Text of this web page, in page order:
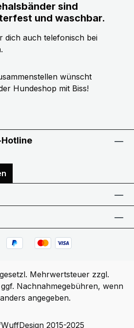
sind
und waschbar.
dich auch telefonisch bei
wünscht
Hundeshop mit Biss!
Mehrwertsteuer zzgl.
Nachnahmegebühren, wenn
angegeben.
2015-2025